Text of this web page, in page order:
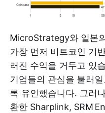
MicroStrategy와 일본
가장 먼저 비트코인 기
러진 수익을 거두고 있
기업들의 관심을 불러
록 유인했습니다. 그러
환한 Sharplink, SRM